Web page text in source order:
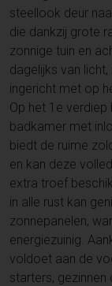
steellook deur
die dankzij grote
zonnige tuin en
dagelijks van
ingericht met op
Op het 1e
badkamer met
biedt de ruime
en kan deze
extra troef
in alle rust kan
zonnepanelen,
energiezuinig.
voldoet aan de
starters,